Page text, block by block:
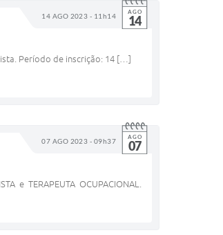
14 AGO 2023 - 11h14 AGO
14
Período de inscrição: 14 […]
07 AGO 2023 - 09h37 AGO
07
e TERAPEUTA OCUPACIONAL.